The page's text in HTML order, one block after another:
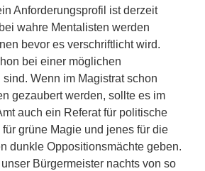
Anforderungsprofil ist derzeit
wahre Mentalisten werden
bevor es verschriftlicht wird.
bei einer möglichen
Wenn im Magistrat schon
gezaubert werden, sollte es im
auch ein Referat für politische
grüne Magie und jenes für die
dunkle Oppositionsmächte geben.
Bürgermeister nachts von so